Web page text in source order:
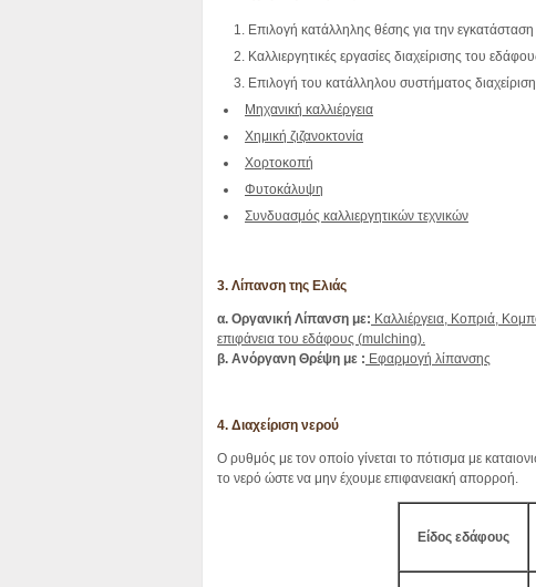
Επιλογή κατάλληλης θέσης για την
Καλλιεργητικές εργασίες διαχείρισης του
Επιλογή του κατάλληλου συστήματος
Μηχανική καλλιέργεια
Χημική ζιζανοκτονία
Χορτοκοπή
Φυτοκάλυψη
Συνδυασμός καλλιεργητικών τεχνικών
3. Λίπανση της Ελιάς
α. Οργανική Λίπανση με: Καλλιέργεια, Κοπριά,
επιφάνεια του εδάφους (mulching).
β. Ανόργανη Θρέψη με : Εφαρμογή λίπανσης
4. Διαχείριση νερού
Ο ρυθμός με τον οποίο γίνεται το πότισμα με
το νερό ώστε να μην έχουμε επιφανειακή απορροή.
Είδος εδάφους